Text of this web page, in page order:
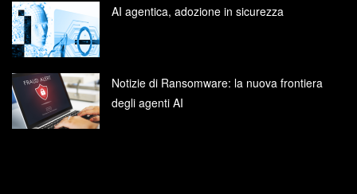
AI agentica, adozione in sicurezza
Notizie di Ransomware: la nuova frontiera
degli agenti AI